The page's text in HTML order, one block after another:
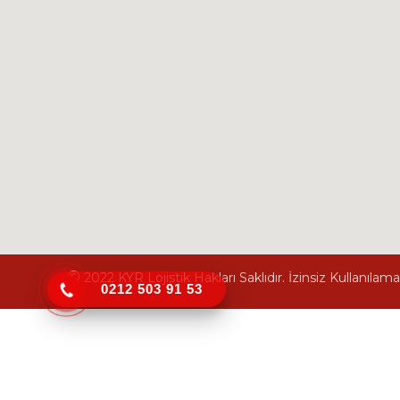
2022 KYR Lojistik Hakları Saklıdır. İzinsiz
0212 503 91 53